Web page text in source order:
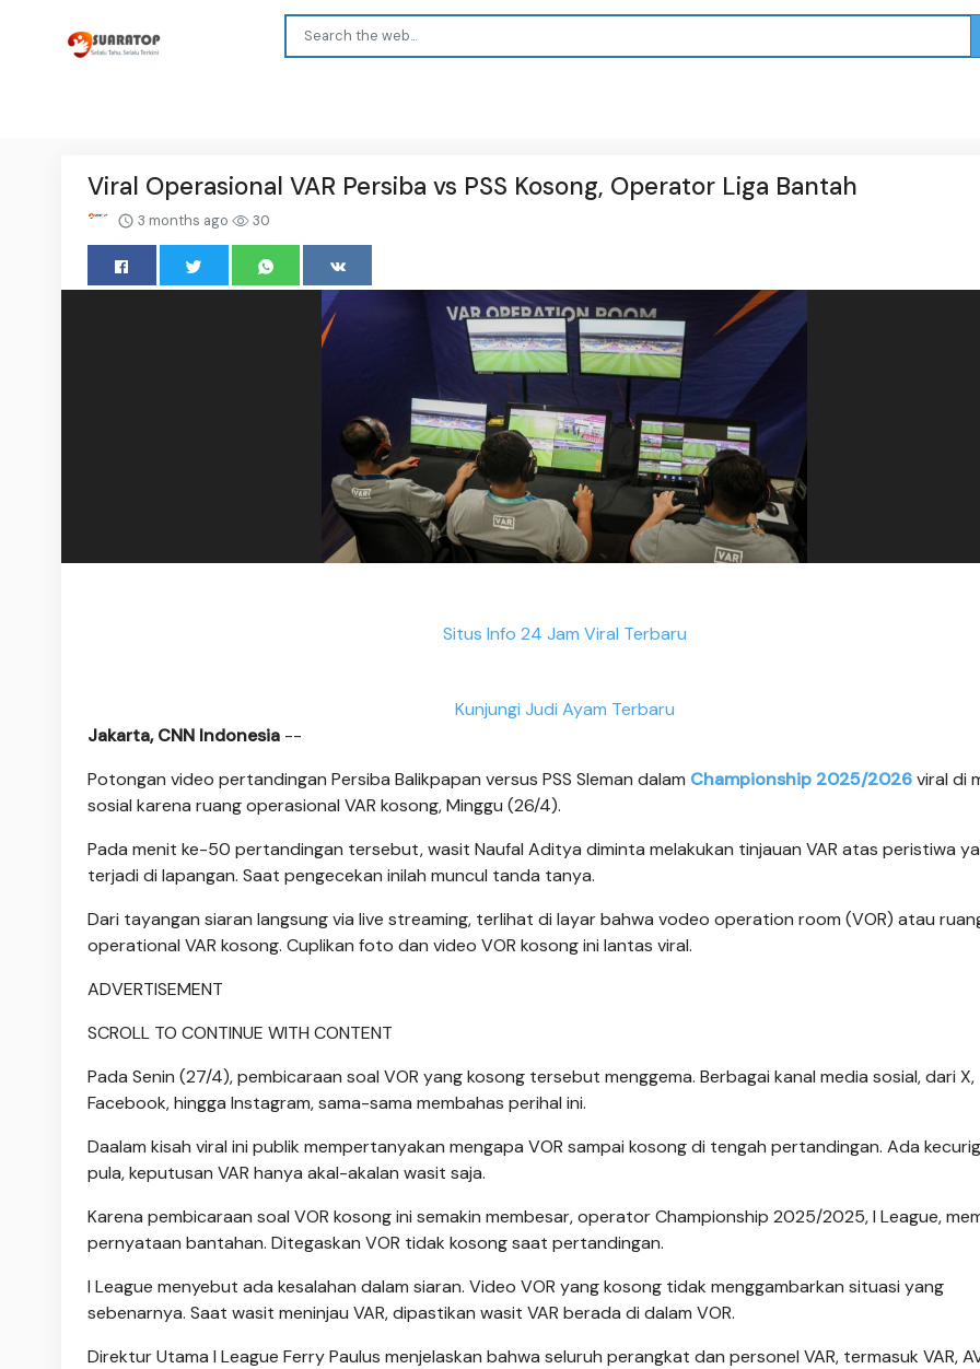
Viral Operasional VAR Persiba vs PSS Kosong, Operator Liga Bantah
3 months ago 30
Situs Info 24 Jam Viral Terbaru
Kunjungi Judi Ayam Terbaru
Jakarta, CNN Indonesia --
Potongan video pertandingan Persiba Balikpapan versus PSS Sleman dalam Championship 2025/2026viral di
sosial karena ruang operasional VAR kosong, Minggu (26/4).
Pada menit ke-50 pertandingan tersebut, wasit Naufal Aditya diminta melakukan tinjauan VAR atas peristiwa
terjadi di lapangan. Saat pengecekan inilah muncul tanda tanya.
Dari tayangan siaran langsung via live streaming, terlihat di layar bahwa vodeo operation room (VOR) atau
operational VAR kosong. Cuplikan foto dan video VOR kosong ini lantas viral.
ADVERTISEMENT
SCROLL TO CONTINUE WITH CONTENT
Pada Senin (27/4), pembicaraan soal VOR yang kosong tersebut menggema. Berbagai kanal media sosial, dari X,
Facebook, hingga Instagram, sama-sama membahas perihal ini.
Daalam kisah viral ini publik mempertanyakan mengapa VOR sampai kosong di tengah pertandingan. Ada
pula, keputusan VAR hanya akal-akalan wasit saja.
Karena pembicaraan soal VOR kosong ini semakin membesar, operator Championship 2025/2025, I League,
pernyataan bantahan. Ditegaskan VOR tidak kosong saat pertandingan.
I League menyebut ada kesalahan dalam siaran. Video VOR yang kosong tidak menggambarkan situasi yang
sebenarnya. Saat wasit meninjau VAR, dipastikan wasit VAR berada di dalam VOR.
Direktur Utama I League Ferry Paulus menjelaskan bahwa seluruh perangkat dan personel VAR, termasuk VAR,